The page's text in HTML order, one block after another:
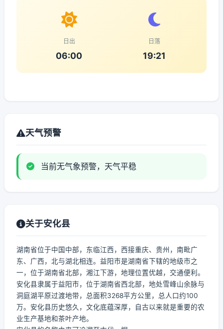
日出
06:00
日落
19:21
天气预警
当前无气象预警，天气平稳
关于安化县
湖南省位于中国中部，东临江西，西接重庆、贵州，南毗广
东、广西，北与湖北相连。益阳市是湖南省下辖的地级市之
一，位于湖南省北部，湘江下游，地理位置优越，交通便利。
安化县隶属于益阳市，位于湖南省西北部，地处雪峰山余脉与
洞庭湖平原过渡地带，总面积3268平方公里，总人口约100
万。安化县历史悠久，文化底蕴深厚，自古以来就是重要的农
业生产基地和茶叶产地。